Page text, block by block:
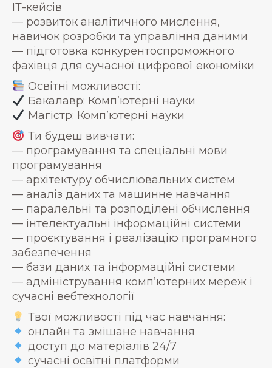
ІТ-кейсів
— розвиток аналітичного мислення,
навичок розробки та управління даними
— підготовка конкурентоспроможного
фахівця для сучасної цифрової економіки
Освітні можливості:
Бакалавр: Комп’ютерні науки
Магістр: Комп’ютерні науки
Ти будеш вивчати:
— програмування та спеціальні мови
програмування
— архітектуру обчислювальних систем
— аналіз даних та машинне навчання
— паралельні та розподілені обчислення
— інтелектуальні інформаційні системи
— проєктування і реалізацію програмного
забезпечення
— бази даних та інформаційні системи
— адміністрування комп’ютерних мереж і
сучасні вебтехнології
Твої можливості під час навчання:
онлайн та змішане навчання
доступ до матеріалів 24/7
сучасні освітні платформи